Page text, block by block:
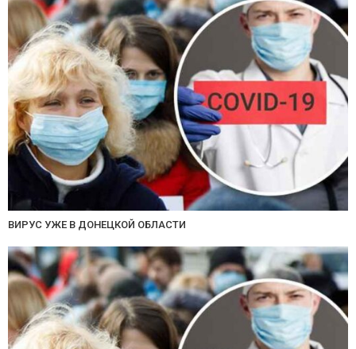
ВИРУС УЖЕ В ДОНЕЦКОЙ ОБЛАСТИ